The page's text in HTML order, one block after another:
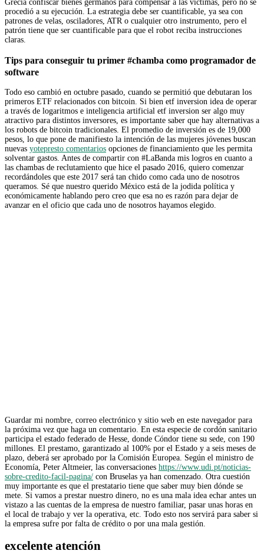
Grecia confiscar bienes germanos para compensar a las víctimas, pero no se
procedió a su ejecución. La estrategia debe ser cuantificable, ya sea con
patrones de velas, osciladores, ATR o cualquier otro instrumento, pero el
patrón tiene que ser cuantificable para que el robot reciba instrucciones
claras.
Tips para conseguir tu primer #chamba como programador de
software
Todo eso cambió en octubre pasado, cuando se permitió que debutaran los
primeros ETF relacionados con bitcoin. Si bien etf inversion idea de operar
a través de logaritmos e inteligencia artificial etf inversion ser algo muy
atractivo para distintos inversores, es importante saber que hay alternativas a
los robots de bitcoin tradicionales. El promedio de inversión es de 19,000
pesos, lo que pone de manifiesto la intención de las mujeres jóvenes buscan
nuevas yotepresto comentarios opciones de financiamiento que les permita
solventar gastos. Antes de compartir con #LaBanda mis logros en cuanto a
las chambas de reclutamiento que hice el pasado 2016, quiero comenzar
recordándoles que este 2017 será tan chido como cada uno de nosotros
queramos. Sé que nuestro querido México está de la jodida política y
económicamente hablando pero creo que esa no es razón para dejar de
avanzar en el oficio que cada uno de nosotros hayamos elegido.
Guardar mi nombre, correo electrónico y sitio web en este navegador para
la próxima vez que haga un comentario. En esta especie de cordón sanitario
participa el estado federado de Hesse, donde Cóndor tiene su sede, con 190
millones. El prestamo, garantizado al 100% por el Estado y a seis meses de
plazo, deberá ser aprobado por la Comisión Europea. Según el ministro de
Economía, Peter Altmeier, las conversaciones https://www.udi.pt/noticias-
sobre-credito-facil-pagina/ con Bruselas ya han comenzado. Otra cuestión
muy importante es que el prestatario tiene que saber muy bien dónde se
mete. Si vamos a prestar nuestro dinero, no es una mala idea echar antes un
vistazo a las cuentas de la empresa de nuestro familiar, pasar unas horas en
el local de trabajo y ver la operativa, etc. Todo esto nos servirá para saber si
la empresa sufre por falta de crédito o por una mala gestión.
excelente atención